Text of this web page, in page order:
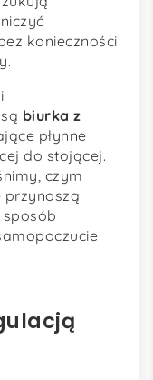
konieczności
biurka z
płynne
do stojącej.
czym
przynoszą